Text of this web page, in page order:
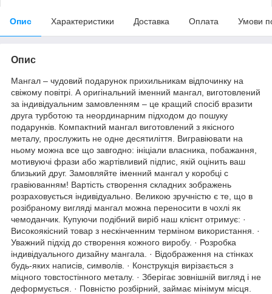
Опис Характеристики Доставка Оплата Умови
Опис
Мангал – чудовий подарунок прихильникам відпочинку на
свіжому повітрі. А оригінальний іменний мангал, виготовлений
за індивідуальним замовленням – це кращий спосіб вразити
друга турботою та неординарним підходом до пошуку
подарунків. Компактний мангал виготовлений з якісного
металу, прослужить не одне десятиліття. Вигравіювати на
ньому можна все що завгодно: ініціали власника, побажання,
мотивуючі фрази або жартівливий підпис, якій оцінить ваш
близький друг. Замовляйте іменний мангал у коробці с
гравіюванням! Вартість створення складних зображень
розраховується індивідуально. Великою зручністю є те, що в
розібраному вигляді мангал можна переносити в чохлі як
чемоданчик. Купуючи подібний виріб наш клієнт отримує: ·
Високоякісний товар з нескінченним терміном використання. ·
Уважний підхід до створення кожного виробу. · Розробка
індивідуального дизайну мангала. · Відображення на стінках
будь-яких написів, символів. · Конструкція вирізається з
міцного товстостінного металу. · Зберігає зовнішній вигляд і не
деформується. · Повністю розбірний, займає мінімум місця.